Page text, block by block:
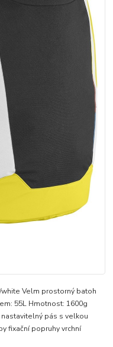
Velm prostorný batoh
55L Hmotnost: 1600g
pás s velkou
fixační popruhy vrchní